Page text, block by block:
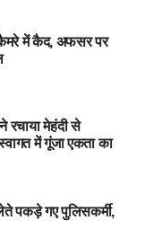
कैमरे में कैद, अफसर पर
रचाया मेहंदी से
में गूंजा एकता का
पकड़े गए पुलिसकर्मी,